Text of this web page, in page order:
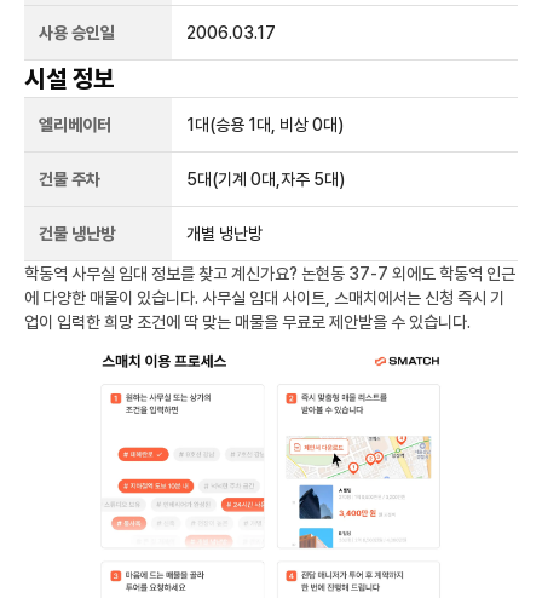
사용 승인일 2006.03.17
시설 정보
엘리베이터 1 대(승용 1대, 비상 0대)
건물 주차 5대(기계 0대,자주 5대)
건물 냉난방 개별 냉난방
학동역 사무실 임대 정보를 찾고 계신가요? 논현동 37-7 외에도 학동역 인근
에 다양한 매물이 있습니다. 사무실 임대 사이트, 스매치에서는 신청 즉시 기
업이 입력한 희망 조건에 딱 맞는 매물을 무료로 제안받을 수 있습니다.